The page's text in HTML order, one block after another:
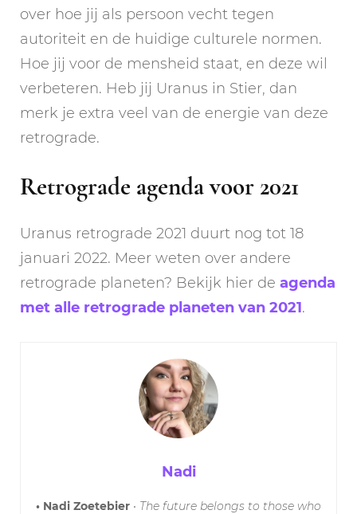
over hoe jij als persoon vecht tegen
autoriteit en de huidige culturele normen.
Hoe jij voor de mensheid staat, en deze wil
verbeteren. Heb jij Uranus in Stier, dan
merk je extra veel van de energie van deze
retrograde.
Retrograde agenda voor 2021
Uranus retrograde 2021 duurt nog tot 18
januari 2022. Meer weten over andere
retrograde planeten? Bekijk hier de agenda
met alle retrograde planeten van 2021.
Nadi
• Nadi Zoetebier • The future belongs to those who